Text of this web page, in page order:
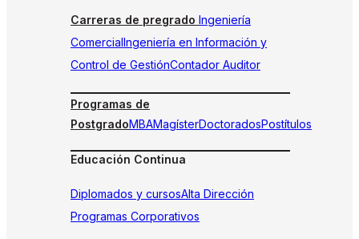
Carreras de pregrado Ingeniería
ComercialIngeniería en Información y
Control de GestiónContador Auditor
Programas de
PostgradoMBAMagísterDoctoradosPostítulos
Educación Continua
Diplomados y cursosAlta Dirección
Programas Corporativos